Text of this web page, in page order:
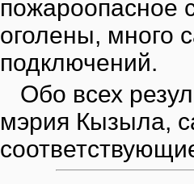
пожароопасное
оголены, много
подключений.
Обо всех
мэрия Кызыла,